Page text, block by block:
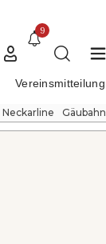
9
Vereinsmitteilung
Neckarline Gäubahn